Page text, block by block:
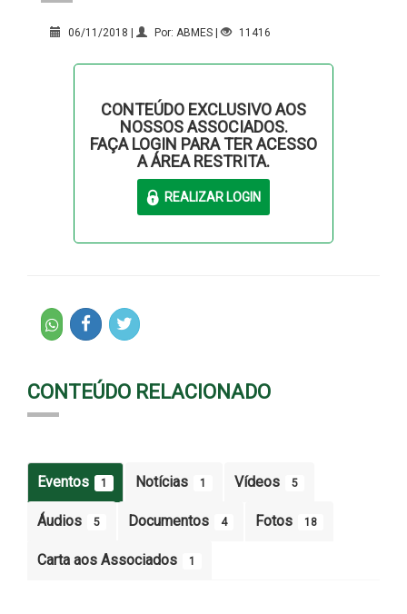
06/11/2018 | Por: ABMES | 11416
CONTEÚDO EXCLUSIVO AOS
NOSSOS ASSOCIADOS.
FAÇA LOGIN PARA TER ACESSO
A ÁREA RESTRITA.
CONTEÚDO RELACIONADO
Eventos 1 Notícias 1 Vídeos 5
Áudios 5 Documentos 4 Fotos 18
Carta aos Associados 1